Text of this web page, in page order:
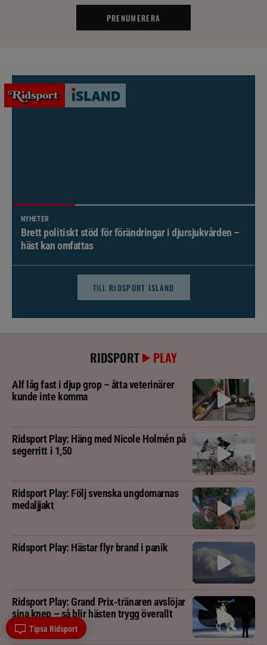
PRENUMERERA
NYHETER
Brett politiskt stöd för förändringar i djursjukvården –
häst kan omfattas
TILL RIDSPORT ISLAND
RIDSPORT PLAY
Alf låg fast i djup grop – åtta veterinärer
kunde inte komma
Ridsport Play: Häng med Nicole Holmén på
segerritt i 1,50
Ridsport Play: Följ svenska ungdomarnas
medaljjakt
Ridsport Play: Hästar flyr brand i panik
Ridsport Play: Grand Prix-tränaren avslöjar
sina knep – så blir hästen trygg överallt
Tipsa Ridsport